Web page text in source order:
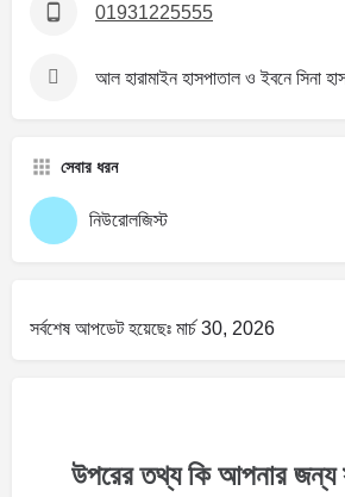
01931225555
আল হারামাইন হাসপাতাল ও ইবনে সিনা
সেবার ধরন
নিউরোলজিস্ট
সর্বশেষ আপডেট হয়েছেঃ মার্চ 30, 2026
উপরের তথ্য কি আপনার জন্য